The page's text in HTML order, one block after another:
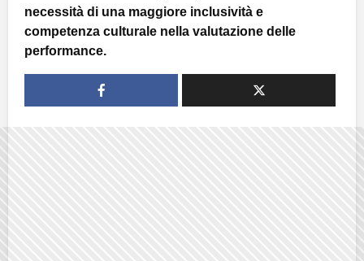
necessità di una maggiore inclusività e
competenza culturale nella valutazione delle
performance.